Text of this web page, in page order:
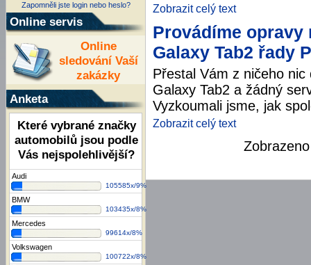
Zapomněli jste login nebo heslo?
Online servis
Online
sledování Vaší
zakázky
Anketa
Které vybrané značky
automobilů jsou podle
Vás nejspolehlivější?
Audi
105585x/9%
BMW
103435x/8%
Mercedes
99614x/8%
Volkswagen
100722x/8%
Zobrazit celý text
Provádíme opravy
Galaxy Tab2 řady
Přestal Vám z ničeho
Galaxy Tab2 a žádný
Vyzkoumali jsme, jak
Zobrazit celý text